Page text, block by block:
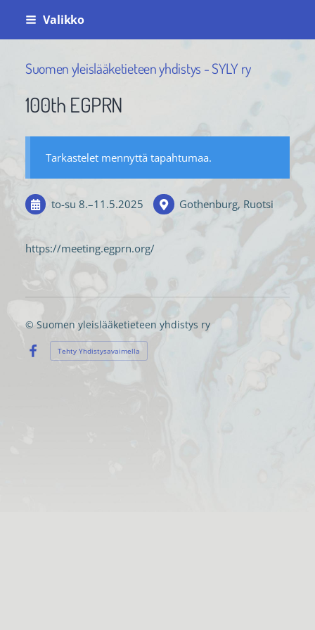
Siirry
Valikko
Suomen yleislääketieteen yhdistys - SYLY ry
100th EGPRN
Tarkastelet mennyttä tapahtumaa.
to-su 8.–11.5.2025 Gothenburg, Ruotsi
https://meeting.egprn.org/
© Suomen yleislääketieteen yhdistys ry
Facebook
Tehty Yhdistysavaimella